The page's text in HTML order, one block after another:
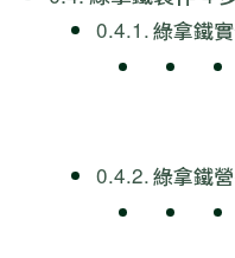
綠拿鐵
綠拿鐵